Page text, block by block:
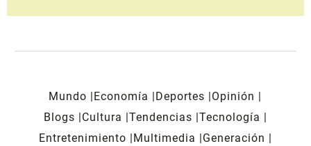
Mundo Economía Deportes
Opinión
Blogs
Cultura Tendencias Tecnología
Entretenimiento
Multimedia
Generación